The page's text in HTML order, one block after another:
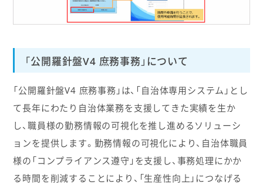
「公開羅針盤V4 庶務事務」について
「公開羅針盤V4 庶務事務」は、「自治体専用システム」とし
て長年にわたり自治体業務を支援してきた実績を生か
し、職員様の勤務情報の可視化を推し進めるソリューシ
ョンを提供します。勤務情報の可視化により、自治体職員
様の「コンプライアンス遵守」を支援し、事務処理にかか
る時間を削減することにより、「生産性向上」につなげる